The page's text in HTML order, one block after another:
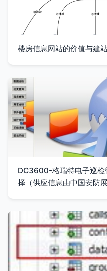
楼房信息网站的价值与建
DC3600-格瑞特电子巡检
择（供应信息由中国安防展